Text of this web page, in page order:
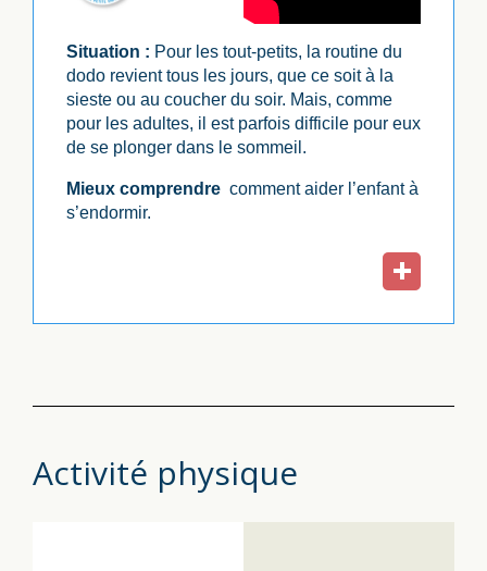
Situation : Pour les tout-petits, la routine du
dodo revient tous les jours, que ce soit à la
sieste ou au coucher du soir. Mais, comme
pour les adultes, il est parfois difficile pour eux
de se plonger dans le sommeil.
Mieux comprendre comment aider l’enfant à
s’endormir.
Activité physique